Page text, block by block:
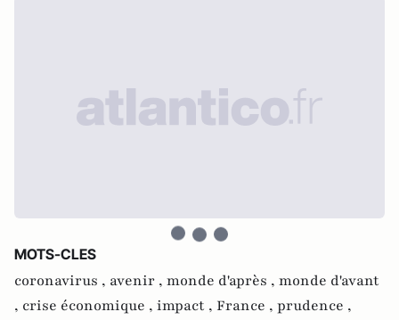
MOTS-CLES
coronavirus , avenir , monde d'après , monde d'avant
, crise économique , impact , France , prudence ,